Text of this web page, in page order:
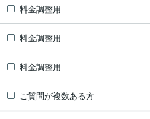
料金調整用
料金調整用
料金調整用
ご質問が複数ある方